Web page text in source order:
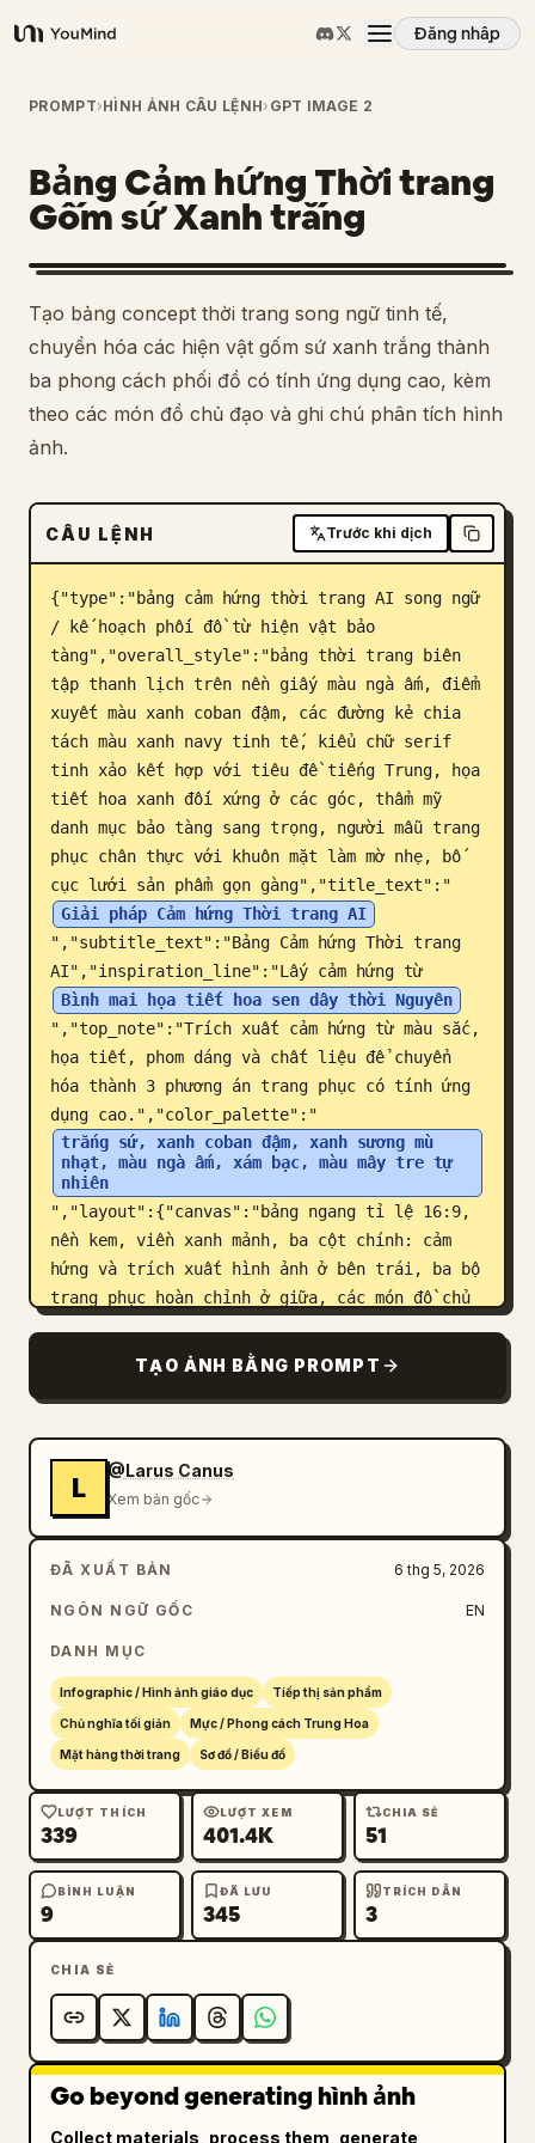
YouMind
Đăng nhập
Tổng quan
Các trường hợp sử dụng
Kỹ năng
Lời nhắc
Giá cả
Blog
Cập nhật
PROMPT›HÌNH ẢNH CÂU LỆNH› GPT IMAGE 2
Bảng Cảm hứng Thời trang
Gốm sứ Xanh trắng
Tạo bảng concept thời trang song ngữ tinh tế,
chuyển hóa các hiện vật gốm sứ xanh trắng thành
ba phong cách phối đồ có tính ứng dụng cao, kèm
theo các món đồ chủ đạo và ghi chú phân tích hình
ảnh.
CÂU LỆNH Trước khi dịch
{"type":"bảng cảm hứng thời trang AI song ngữ
/ kế hoạch phối đồ từ hiện vật bảo
tàng","overall_style":"bảng thời trang biên
tập thanh lịch trên nền giấy màu ngà ấm, điểm
xuyết màu xanh coban đậm, các đường kẻ chia
tách màu xanh navy tinh tế, kiểu chữ serif
tinh xảo kết hợp với tiêu đề tiếng Trung, họa
tiết hoa xanh đối xứng ở các góc, thẩm mỹ
danh mục bảo tàng sang trọng, người mẫu trang
phục chân thực với khuôn mặt làm mờ nhẹ, bố
cục lưới sản phẩm gọn gàng","title_text":"
Giải pháp Cảm hứng Thời trang AI
","subtitle_text":"Bảng Cảm hứng Thời trang
AI","inspiration_line":"Lấy cảm hứng từ
Bình mai họa tiết hoa sen dây thời Nguyên
","top_note":"Trích xuất cảm hứng từ màu sắc,
họa tiết, phom dáng và chất liệu để chuyển
hóa thành 3 phương án trang phục có tính ứng
dụng cao.","color_palette":"
trắng sứ, xanh coban đậm, xanh sương mù
nhạt, màu ngà ấm, xám bạc, màu mây tre tự
nhiên
","layout":{"canvas":"bảng ngang tỉ lệ 16:9,
nền kem, viền xanh mảnh, ba cột chính: cảm
hứng và trích xuất hình ảnh ở bên trái, ba bộ
trang phục hoàn chỉnh ở giữa, các món đồ chủ
[{"title":"Nguồn cảm hứng / Inspiration
xanh trắng cỡ lớn với họa tiết hoa sen
dây","mẫu màu tròn ghi chú 钴蓝发色 (Sắc xanh
coban)","mẫu màu tròn ghi chú 胎白色 (Màu
chú 缠枝莲纹 (Họa tiết hoa sen dây)","mẫu chất
ấm)","biểu tượng dáng bình ghi chú 梅瓶廓形
(Phom dáng bình mai)"]},{"title":"Trích xuất
Extraction","position":"lower
left","count":5,"subsections":[{"name":"Quy
chuẩn màu sắc","count":6,"labels":["Xanh biển
sâu","Xanh nhạt","Xanh chàm","Trắng
gạo","Trắng ấm","Xanh men"]},{"name":"Từ khóa
phong cách","count":6,"labels":["Chất thơ gốm
sứ phương Đông","Lãng mạn tiết chế","Thanh
tao","Đô thị","Ánh sáng ấm áp","Thời trang
eo","Đường nét dài","Váy dài"]},
{"name":"Trích xuất chất
liệu","count":5,"labels":
["Satin","Tencel","Gốm lì","Lụa rủ","Cấu trúc
nhẹ"]},{"name":"Yếu tố chi
TẠO ẢNH BẰNG PROMPT
L
@Larus Canus
Xem bản gốc
ĐÃ XUẤT BẢN 6 thg 5, 2026
NGÔN NGỮ GỐC EN
DANH MỤC
Infographic / Hình ảnh giáo dục Tiếp thị sản phẩm
Chủ nghĩa tối giản Mực / Phong cách Trung Hoa
Mặt hàng thời trang Sơ đồ / Biểu đồ
LƯỢT THÍCH
339
LƯỢT XEM
401.4K
CHIA SẺ
51
BÌNH LUẬN
9
ĐÃ LƯU
345
TRÍCH DẪN
3
CHIA SẺ
Go beyond generating hình ảnh
Collect materials, process them, generate